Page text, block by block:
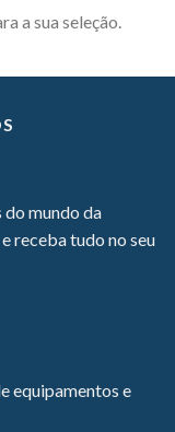
a sua seleção.
mundo da
receba tudo no seu
equipamentos e